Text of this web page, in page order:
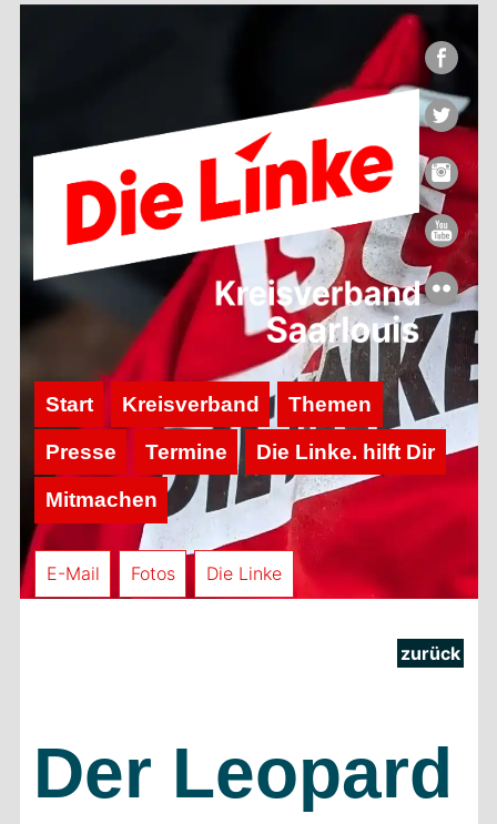
Start Kreisverband Themen
Presse Termine Die Linke. hilft Dir
Mitmachen
E-Mail Fotos Die Linke
zurück
Der Leopard